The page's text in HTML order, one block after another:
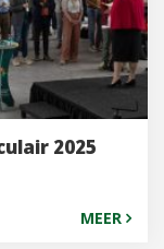
2025
MEER